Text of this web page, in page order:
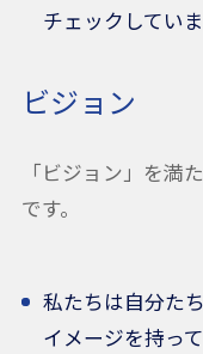
チェックしていま
ビジョン
「ビジョン」を満
です。
私たちは自分た
イメージを持って